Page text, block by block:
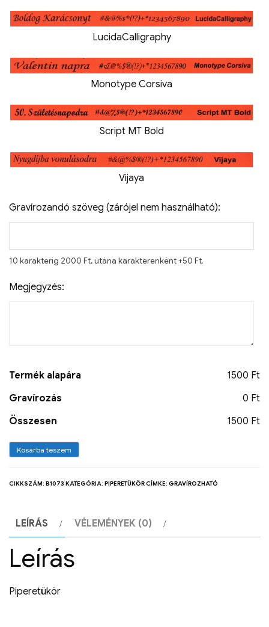
LucidaCalligraphy
Monotype Corsiva
Script MT Bold
Vijaya
Gravírozandó szöveg (zárójel nem használható):
10 karakterig 2000 Ft, utána karakterenként +50 Ft.
Megjegyzés:
Termék alapára
1500 Ft
Gravírozás
0 Ft
Összesen
1500 Ft
Kosárba teszem
CIKKSZÁM: B1073 KATEGÓRIA: PIPERETÜKÖRCÍMKE: GRAVÍROZHATÓ
LEÍRÁS VÉLEMÉNYEK (0)
Leírás
Piperetükör